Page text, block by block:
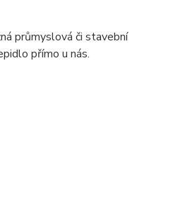
průmyslová či stavební
přímo u nás.